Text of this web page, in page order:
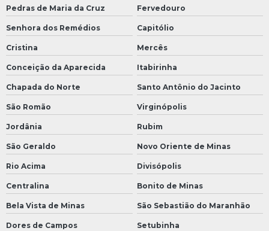
Pedras de Maria da Cruz Fervedouro
Senhora dos Remédios Capitólio
Cristina Mercês
Conceição da Aparecida Itabirinha
Chapada do Norte Santo Antônio do Jacinto
São Romão Virginópolis
Jordânia Rubim
São Geraldo Novo Oriente de Minas
Rio Acima Divisópolis
Centralina Bonito de Minas
Bela Vista de Minas São Sebastião do Maranhão
Dores de Campos Setubinha